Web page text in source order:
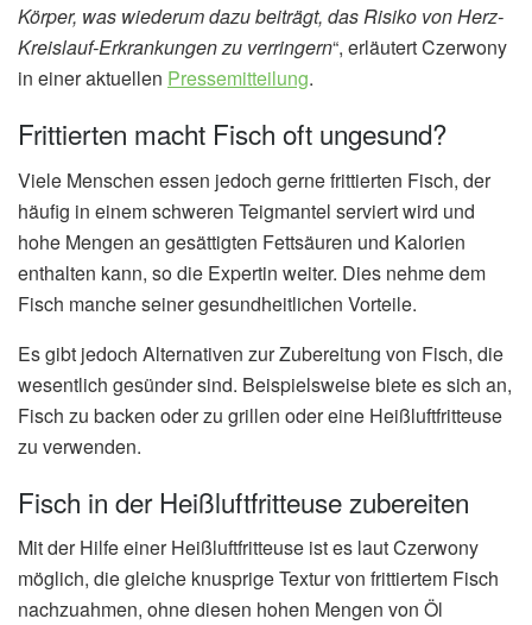
Körper, was wiederum dazu beiträgt, das Risiko von Herz-
Kreislauf-Erkrankungen zu verringern“, erläutert Czerwony
in einer aktuellen Pressemitteilung.
Frittierten macht Fisch oft ungesund?
Viele Menschen essen jedoch gerne frittierten Fisch, der
häufig in einem schweren Teigmantel serviert wird und
hohe Mengen an gesättigten Fettsäuren und Kalorien
enthalten kann, so die Expertin weiter. Dies nehme dem
Fisch manche seiner gesundheitlichen Vorteile.
Es gibt jedoch Alternativen zur Zubereitung von Fisch, die
wesentlich gesünder sind. Beispielsweise biete es sich an,
Fisch zu backen oder zu grillen oder eine Heißluftfritteuse
zu verwenden.
Fisch in der Heißluftfritteuse zubereiten
Mit der Hilfe einer Heißluftfritteuse ist es laut Czerwony
möglich, die gleiche knusprige Textur von frittiertem Fisch
nachzuahmen, ohne diesen hohen Mengen von Öl